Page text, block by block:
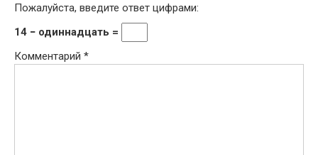
Пожалуйста, введите ответ цифрами:
14 − одиннадцать =
Комментарий *